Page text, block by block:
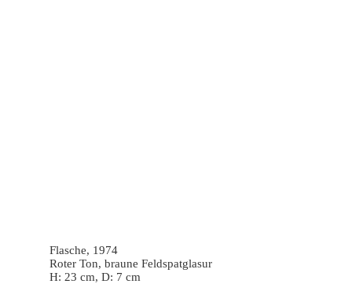
Flasche, 1974
Roter Ton, braune Feldspatglasur
H: 23 cm, D: 7 cm